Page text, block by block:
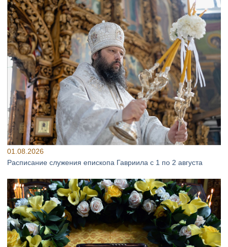
01.08.2026
Расписание служения епископа Гавриила с 1 по 2 августа